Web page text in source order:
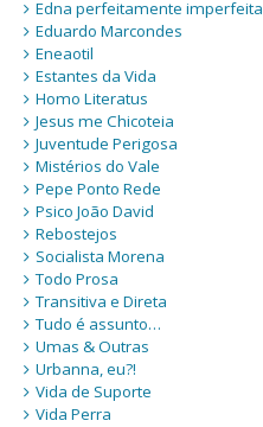
Edna perfeitamente imperfeita
Eduardo Marcondes
Eneaotil
Estantes da Vida
Homo Literatus
Jesus me Chicoteia
Juventude Perigosa
Mistérios do Vale
Pepe Ponto Rede
Psico João David
Rebostejos
Socialista Morena
Todo Prosa
Transitiva e Direta
Tudo é assunto…
Umas & Outras
Urbanna, eu?!
Vida de Suporte
Vida Perra